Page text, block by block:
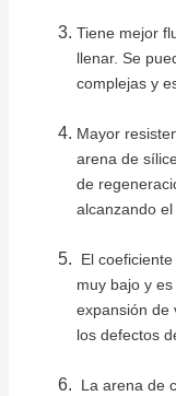
Tiene mejor
llenar. Se
complejas y
Mayor
arena de
de
alcanzando el
El
muy bajo y
expansión de
los defectos
La arena de